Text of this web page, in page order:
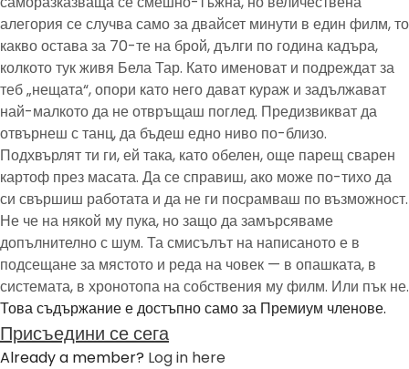
алегория се случва само за двайсет минути в един филм, то
какво остава за 70-те на брой, дълги по година кадъра,
колкото тук живя Бела Тар. Като именоват и подреждат за
теб „нещата“, опори като него дават кураж и задължават
най-малкото да не отвръщаш поглед. Предизвикват да
отвърнеш с танц, да бъдеш едно ниво по-близо.
Подхвърлят ти ги, ей така, като обелен, още парещ сварен
картоф през масата. Да се справиш, ако може по-тихо да
си свършиш работата и да не ги посрамваш по възможност.
Не че на някой му пука, но защо да замърсяваме
допълнително с шум. Та смисълът на написаното е в
подсещане за мястото и реда на човек — в опашката, в
системата, в хронотопа на собствения му филм. Или пък не.
Това съдържание е достъпно само за Премиум членове.
Присъедини се сега
Already a member? Log in here